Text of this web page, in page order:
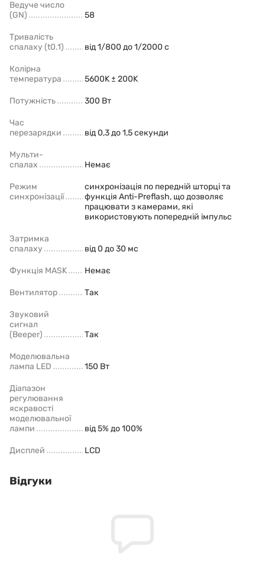
Ведуче число
(GN)
58
Тривалість
спалаху (t0.1)
від 1/800 до 1/2000 с
Колірна
температура
5600K ± 200K
Потужність 300 Вт
Час
перезарядки
від 0,3 до 1,5 секунди
Мульти-
спалах
Немає
Режим
синхронізації
синхронізація по передній шторці та
функція Anti-Preflash, що дозволяє
працювати з камерами, які
використовують попередній імпульс
Затримка
спалаху
від 0 до 30 мс
Функція MASK Немає
Вентилятор Так
Звуковий
сигнал
(Beeper)
Так
Моделювальна
лампа LED
150 Вт
Діапазон
регулювання
яскравості
моделювальної
лампи
від 5% до 100%
Дисплей LCD
Відгуки